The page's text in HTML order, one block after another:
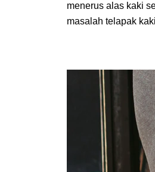
menerus alas kaki
masalah telapak